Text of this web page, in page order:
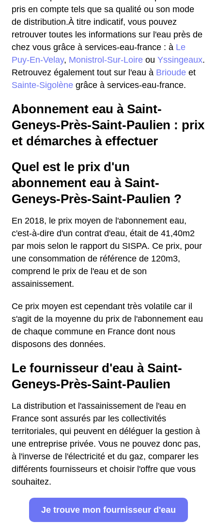
pris en compte tels que sa qualité ou son mode
de distribution.À titre indicatif, vous pouvez
retrouver toutes les informations sur l'eau près de
chez vous grâce à services-eau-france : à Le
Puy-En-Velay, Monistrol-Sur-Loire ou Yssingeaux.
Retrouvez également tout sur l'eau à Brioude et
Sainte-Sigolène grâce à services-eau-france.
Abonnement eau à Saint-
Geneys-Près-Saint-Paulien : prix
et démarches à effectuer
Quel est le prix d'un
abonnement eau à Saint-
Geneys-Près-Saint-Paulien ?
En 2018, le prix moyen de l'abonnement eau,
c'est-à-dire d'un contrat d'eau, était de 41,40m2
par mois selon le rapport du SISPA. Ce prix, pour
une consommation de référence de 120m3,
comprend le prix de l'eau et de son
assainissement.
Ce prix moyen est cependant très volatile car il
s'agit de la moyenne du prix de l'abonnement eau
de chaque commune en France dont nous
disposons des données.
Le fournisseur d'eau à Saint-
Geneys-Près-Saint-Paulien
La distribution et l'assainissement de l'eau en
France sont assurés par les collectivités
territoriales, qui peuvent en déléguer la gestion à
une entreprise privée. Vous ne pouvez donc pas,
à l'inverse de l'électricité et du gaz, comparer les
différents fournisseurs et choisir l'offre que vous
souhaitez.
Je trouve mon fournisseur d'eau